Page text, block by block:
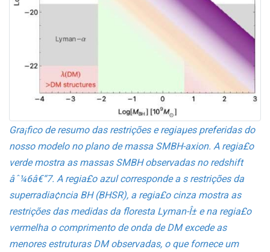
Gra¡fico de resumo das restrições e regiaµes preferidas do
nosso modelo no plano de massa SMBH-axion. A regia£o
verde mostra as massas SMBH observadas no redshift
âˆ¼6â€“7. A regia£o azul corresponde a s restrições da
superradia¢ncia BH (BHSR), a regia£o cinza mostra as
restrições das medidas da floresta Lyman-Î± e na regia£o
vermelha o comprimento de onda de DM excede as
menores estruturas DM observadas, o que fornece um